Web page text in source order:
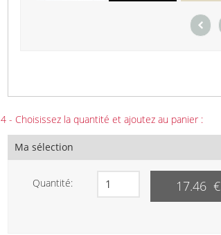
4 - Choisissez la quantité et ajoutez au panier :
Ma sélection
Quantité: 17.46 €